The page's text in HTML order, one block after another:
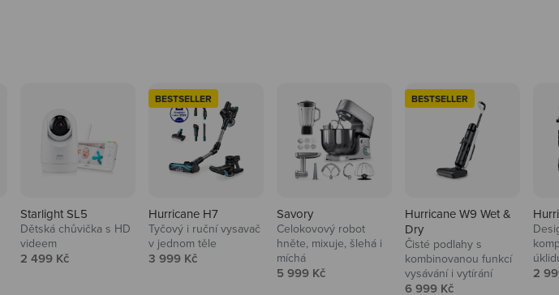
Starlight SL5
Dětská chůvička s HD
videem
Prodejní cena
2 499 Kč
BESTSELLER
Hurricane H7
Tyčový i ruční vysavač
v jednom těle
Prodejní cena
3 999 Kč
Savory
Celokovový robot
hněte, mixuje, šlehá i
míchá
Prodejní cena
5 999 Kč
BESTSELLER
Hurricane W9 Wet &
Dry
Čisté podlahy s
kombinovanou funkcí
vysávání i vytírání
Prodejní cena
6 999 Kč
2
Domácnost
Vysavače, parťáci do kuchyně i